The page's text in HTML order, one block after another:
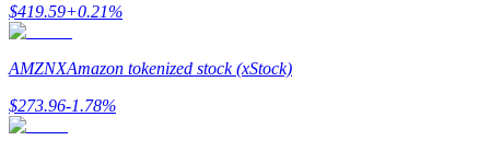
Uitzetten
Hoog rendement en directe toegang
$419.59+0.21%
AMZNXAmazon tokenized stock (xStock)
$273.96-1.78%